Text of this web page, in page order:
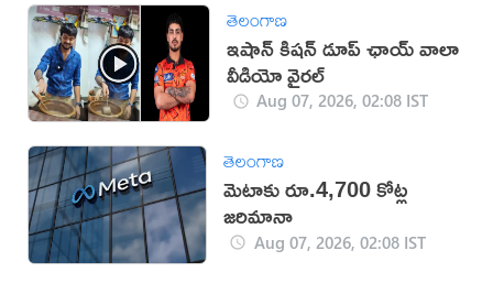
తెలంగాణ
ఇషాన్ కిషన్ డూప్ ఛాయ్ వాలా
వీడియో వైరల్
Aug 07, 2026, 02:08 IST
తెలంగాణ
మెటాకు రూ.4,700 కోట్ల
జరిమానా
Aug 07, 2026, 02:08 IST